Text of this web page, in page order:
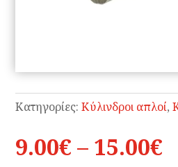
Κατηγορίες:Κύλινδροι απλοί,
9.00€ – 15.00€